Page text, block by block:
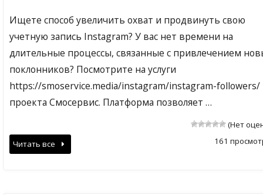
Ищете способ увеличить охват и продвинуть свою
учетную запись Instagram? У вас нет времени на
длительные процессы, связанные с привлечением
поклонников? Посмотрите на услуги
https://smoservice.media/instagram/instagram-followers/
проекта Смосервис. Платформа позволяет …
(Нет
161
Читать все